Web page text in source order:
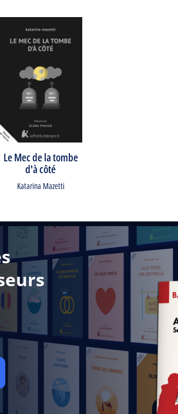
Le Mec de la tombe
d'à côté
Katarina Mazetti